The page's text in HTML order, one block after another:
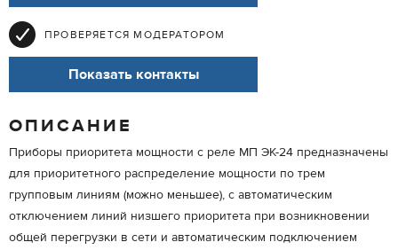
ПРОВЕРЯЕТСЯ МОДЕРАТОРОМ
Показать контакты
ОПИСАНИЕ
Приборы приоритета мощности с реле МП ЭК-24 предназначены
для приоритетного распределение мощности по трем
групповым линиям (можно меньшее), с автоматическим
отключением линий низшего приоритета при возникновении
общей перегрузки в сети и автоматическим подключением